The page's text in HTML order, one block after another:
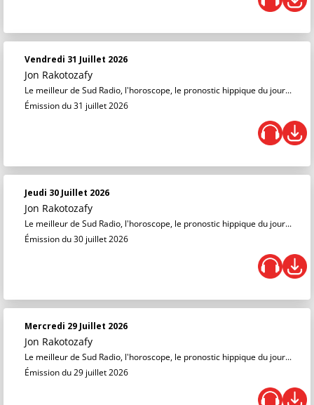
Vendredi 31 Juillet 2026
Jon Rakotozafy
Le meilleur de Sud Radio, l'horoscope, le pronostic hippique du jour...
Émission du 31 juillet 2026
Jeudi 30 Juillet 2026
Jon Rakotozafy
Le meilleur de Sud Radio, l'horoscope, le pronostic hippique du jour...
Émission du 30 juillet 2026
Mercredi 29 Juillet 2026
Jon Rakotozafy
Le meilleur de Sud Radio, l'horoscope, le pronostic hippique du jour...
Émission du 29 juillet 2026